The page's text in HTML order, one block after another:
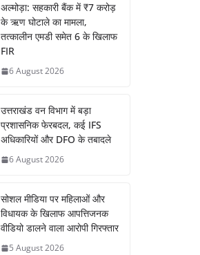
अल्मोड़ा: सहकारी बैंक में ₹7 करोड़
के ऋण घोटाले का मामला,
तत्कालीन एमडी समेत 6 के खिलाफ
FIR
6 August 2026
उत्तराखंड वन विभाग में बड़ा
प्रशासनिक फेरबदल, कई IFS
अधिकारियों और DFO के तबादले
6 August 2026
सोशल मीडिया पर महिलाओं और
विधायक के खिलाफ आपत्तिजनक
वीडियो डालने वाला आरोपी गिरफ्तार
5 August 2026